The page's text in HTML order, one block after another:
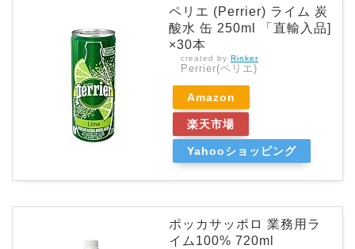
ペリエ (Perrier) ライム 炭
酸水 缶 250ml 「直輸入品]
×30本
created by Rinker
Perrier(ペリエ)
Amazon
楽天市場
Yahooショッピング
ポッカサッポロ 業務用ラ
イム100% 720ml